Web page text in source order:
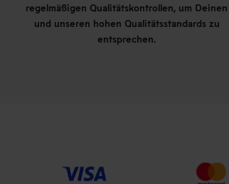
regelmäßigen Qualitätskontrollen, um Deinen
und unseren hohen Qualitätsstandards zu
entsprechen.